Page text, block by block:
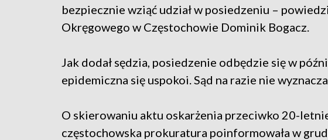
bezpiecznie wziąć udział w posiedzeniu –
Okręgowego w Częstochowie Dominik Bogacz.
Jak dodał sędzia, posiedzenie odbędzie się w
epidemiczna się uspokoi. Sąd na razie nie
O skierowaniu aktu oskarżenia przeciwko 20-
częstochowska prokuratura poinformowała w